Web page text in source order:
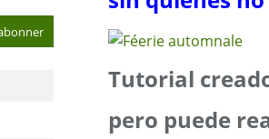
Tutorial
pero puede